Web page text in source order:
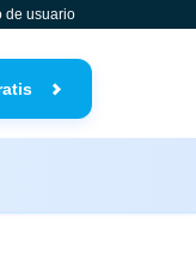
de usuario